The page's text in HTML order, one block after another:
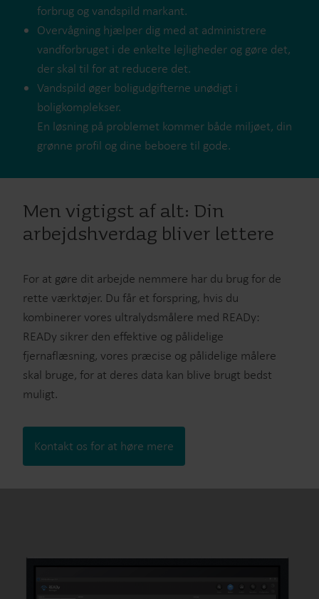
forbrug og vandspild markant.
Overvågning hjælper dig med at administrere
vandforbruget i de enkelte lejligheder og gøre det,
der skal til for at reducere det.
Vandspild øger boligudgifterne unødigt i
boligkomplekser.
En løsning på problemet kommer både miljøet, din
grønne profil og dine beboere til gode.
Men vigtigst af alt: Din
arbejdshverdag bliver lettere
For at gøre dit arbejde nemmere har du brug for de
rette værktøjer. Du får et forspring, hvis du
kombinerer vores ultralydsmålere med READy:
READy sikrer den effektive og pålidelige
fjernaflæsning, vores præcise og pålidelige målere
skal bruge, for at deres data kan blive brugt bedst
muligt.
Kontakt os for at høre mere